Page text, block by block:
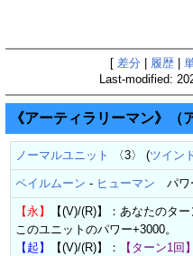
[ 差分 履歴|
Last-modified:
《アーティラリーマン》（
ノーマルユニット 〈3〉 (ツイン
ペイルムーン - ヒューマン パワ
【永】
【(V)/(R)】：あなたのタ
このユニットのパワー+3000。
【起】
【(V)/(R)】： 【ターン1回】